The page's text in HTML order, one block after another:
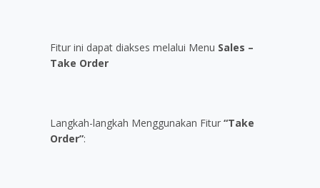
Fitur ini dapat diakses melalui Menu Sales –
Take Order
Langkah-langkah Menggunakan Fitur “Take
Order”: